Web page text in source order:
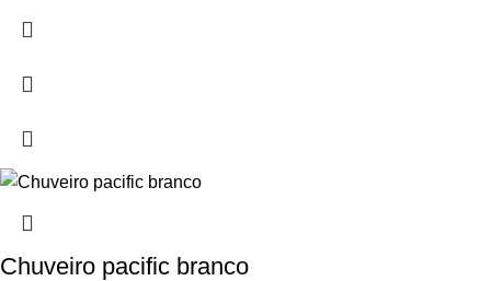
Chuveiro pacific branco